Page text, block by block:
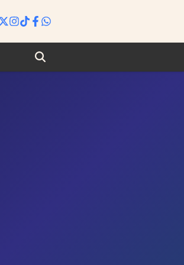
Search